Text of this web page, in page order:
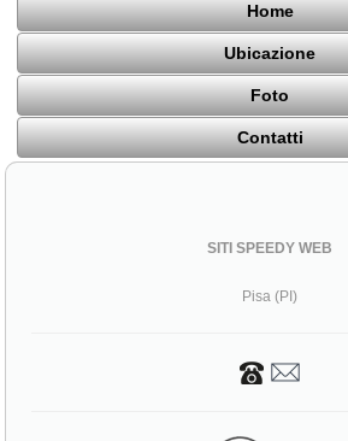
Home
Ubicazione
Foto
Contatti
SITI SPEEDY WEB
Pisa (PI)